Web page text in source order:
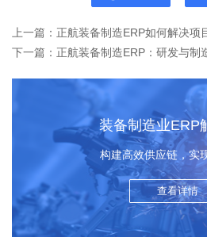
上一篇：正航装备制造ERP如何解决项
下一篇：正航装备制造ERP：研发与制
装备制造业ERP
构建高效供应链，实
查看详情